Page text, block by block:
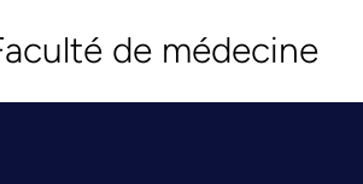
de médecine